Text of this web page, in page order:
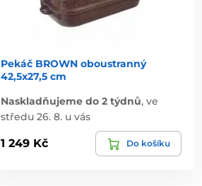
Pekáč BROWN oboustranný
42,5x27,5 cm
Naskladňujeme do 2 týdnů, ve
středu 26. 8. u vás
1 249 Kč Do košíku